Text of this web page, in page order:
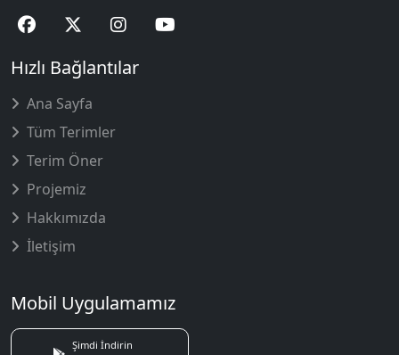
Hızlı Bağlantılar
Ana Sayfa
Tüm Terimler
Terim Öner
Projemiz
Hakkımızda
İletişim
Mobil Uygulamamız
Şimdi İndirin